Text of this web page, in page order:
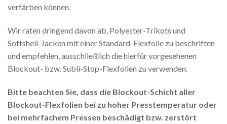
verfärben können.
Wir raten dringend davon ab, Polyester-Trikots und
Softshell-Jacken mit einer Standard-Flexfolie zu beschriften
und empfehlen, ausschließlich die hierfür vorgesehenen
Blockout- bzw. Subli-Stop-Flexfolien zu verwenden.
Bitte beachten Sie, dass die Blockout-Schicht aller
Blockout-Flexfolien bei zu hoher Presstemperatur oder
bei mehrfachem Pressen beschädigt bzw. zerstört